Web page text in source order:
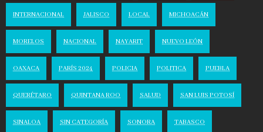
INTERNACIONAL JALISCO LOCAL MICHOACÁN
MORELOS NACIONAL NAYARIT NUEVO LEÓN
OAXACA PARÍS 2024 POLICIA POLITICA PUEBLA
QUERÉTARO QUINTANA ROO SALUD SAN LUIS POTOSÍ
SINALOA SIN CATEGORÍA SONORA TABASCO